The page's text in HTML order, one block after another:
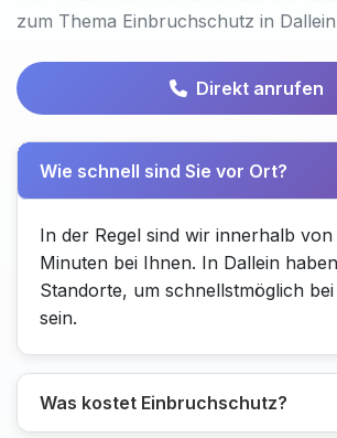
zum Thema Einbruchschutz in
Direkt anrufen
Wie schnell sind Sie vor Ort?
In der Regel sind wir innerhalb von
Minuten bei Ihnen. In Dallein
Standorte, um schnellstmöglich
sein.
Was kostet Einbruchschutz?